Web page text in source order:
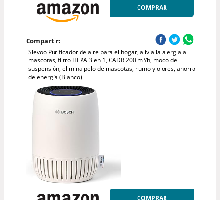
COMPRAR
Compartir:
Slevoo Purificador de aire para el hogar, alivia la alergia a
mascotas, filtro HEPA 3 en 1, CADR 200 m³/h, modo de
suspensión, elimina pelo de mascotas, humo y olores, ahorro
de energía (Blanco)
COMPRAR